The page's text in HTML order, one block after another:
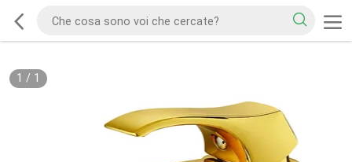
1 / 1